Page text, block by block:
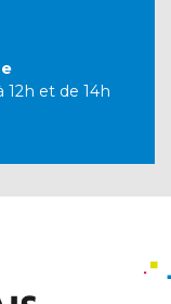
et de 14h